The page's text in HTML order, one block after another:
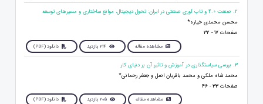
2. صنعت ۴.۰ و تاب آوری صنعتی در ایران: تحول دیجیتال، موانع ساختاری و مسیرهای توسعه
محسن محمدی خیاره*
صفحات 17 - 32
مشاهده مقاله 214 بازدید دانلود (PDF)
3. بررسی سیاستگذاری در آموزش و تاثیر آن بر دنیای کار
محمد شاه ملکی و محمد باقریان اصل و جعفر رحمانی*
صفحات 33 - 46
مشاهده مقاله 205 بازدید دانلود (PDF)